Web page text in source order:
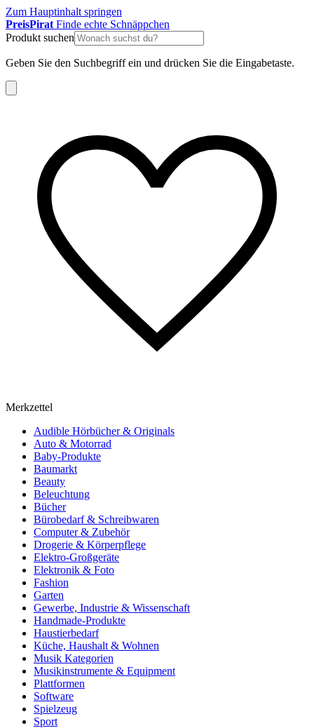
Zum Hauptinhalt springen
PreisPirat Finde echte Schnäppchen
Produkt suchen
Geben Sie den Suchbegriff ein und drücken Sie die Eingabetaste.
Merkzettel
Audible Hörbücher & Originals
Auto & Motorrad
Baby-Produkte
Baumarkt
Beauty
Beleuchtung
Bücher
Bürobedarf & Schreibwaren
Computer & Zubehör
Drogerie & Körperpflege
Elektro-Großgeräte
Elektronik & Foto
Fashion
Garten
Gewerbe, Industrie & Wissenschaft
Handmade-Produkte
Haustierbedarf
Küche, Haushalt & Wohnen
Musik Kategorien
Musikinstrumente & Equipment
Plattformen
Software
Spielzeug
Sport